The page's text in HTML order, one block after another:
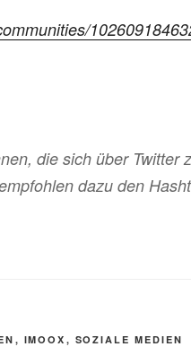
die sich über Twitter
dazu den
, IMOOX , SOZIALE MEDIEN